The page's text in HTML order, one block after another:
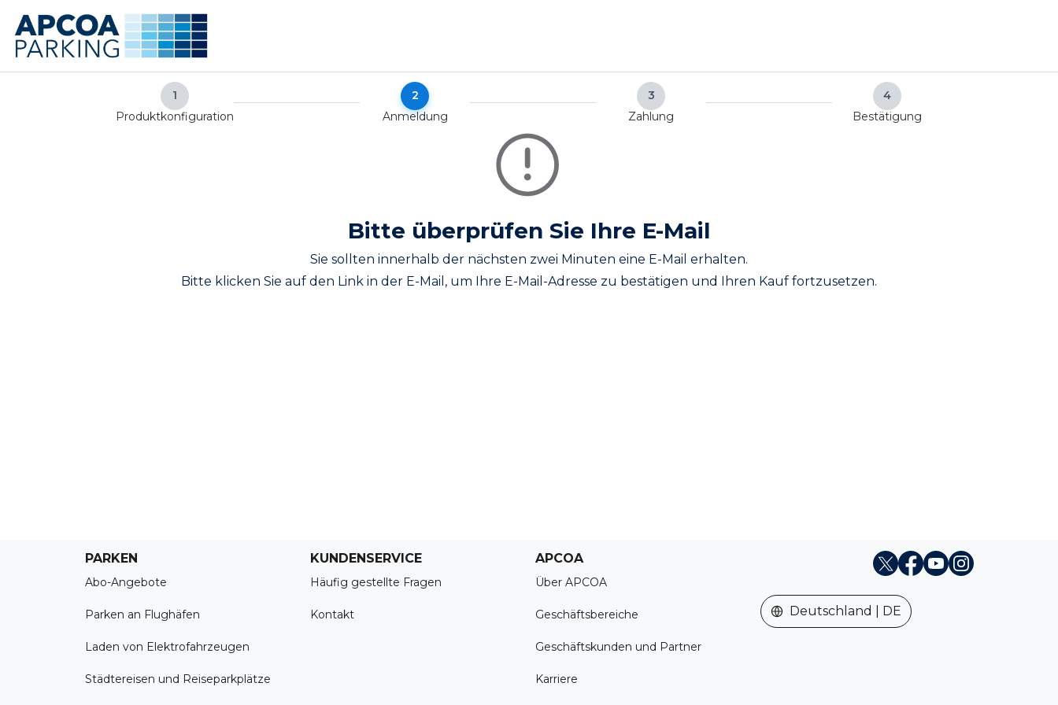
Hauptinhalt
Fußzeile
1
Produktkonfiguration
2
Anmeldung
3
Zahlung
4
Bestätigung
Bitte überprüfen Sie Ihre E-Mail
Sie sollten innerhalb der nächsten zwei Minuten eine E-Mail erhalten.
Bitte klicken Sie auf den Link in der E-Mail, um Ihre E-Mail-Adresse zu bestätigen und Ihren Kauf fortzusetzen.
PARKEN
Abo-Angebote
Parken an Flughäfen
Laden von Elektrofahrzeugen
Städtereisen und Reiseparkplätze
KUNDENSERVICE
Häufig gestellte Fragen
Kontakt
APCOA
Über APCOA
Geschäftsbereiche
Geschäftskunden und Partner
Karriere
X Facebook
YoutubeInstagram
Deutschland | DE